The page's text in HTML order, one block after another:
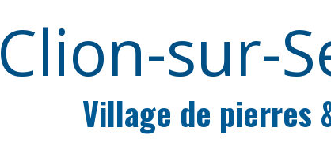
Clion-sur-
Village de pierres